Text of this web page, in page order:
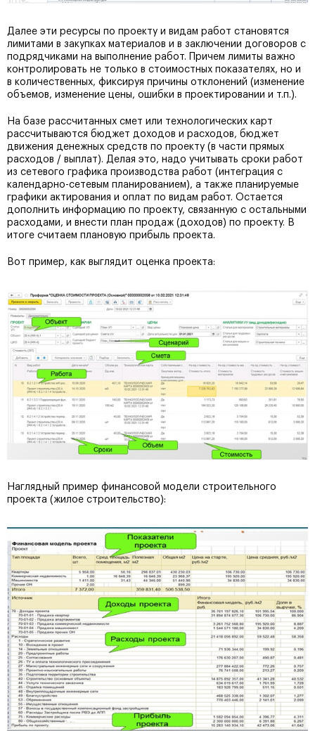
Далее эти ресурсы по проекту и видам работ становятся
лимитами в закупках материалов и в заключении договоров с
подрядчиками на выполнение работ. Причем лимиты важно
контролировать не только в стоимостных показателях, но и
в количественных, фиксируя причины отклонений (изменение
объемов, изменение цены, ошибки в проектировании и т.п.).
На базе рассчитанных смет или технологических карт
рассчитываются бюджет доходов и расходов, бюджет
движения денежных средств по проекту (в части прямых
расходов / выплат). Делая это, надо учитывать сроки работ
из сетевого графика производства работ (интеграция с
календарно-сетевым планированием), а также планируемые
графики актирования и оплат по видам работ. Остается
дополнить информацию по проекту, связанную с остальными
расходами, и внести план продаж (доходов) по проекту. В
итоге считаем плановую прибыль проекта.
Вот пример, как выглядит оценка проекта:
Наглядный пример финансовой модели строительного
проекта (жилое строительство):